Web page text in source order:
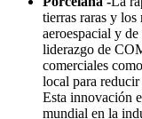
tierras raras y los
aeroespacial y
liderazgo de
comerciales
local para
Esta innovación
mundial en la